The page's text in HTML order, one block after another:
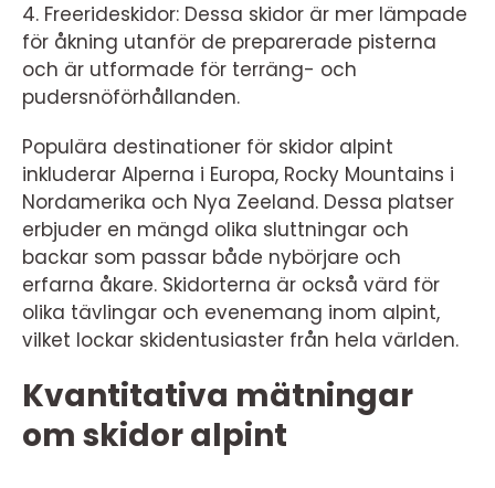
4. Freerideskidor: Dessa skidor är mer lämpade
för åkning utanför de preparerade pisterna
och är utformade för terräng- och
pudersnöförhållanden.
Populära destinationer för skidor alpint
inkluderar Alperna i Europa, Rocky Mountains i
Nordamerika och Nya Zeeland. Dessa platser
erbjuder en mängd olika sluttningar och
backar som passar både nybörjare och
erfarna åkare. Skidorterna är också värd för
olika tävlingar och evenemang inom alpint,
vilket lockar skidentusiaster från hela världen.
Kvantitativa mätningar
om skidor alpint